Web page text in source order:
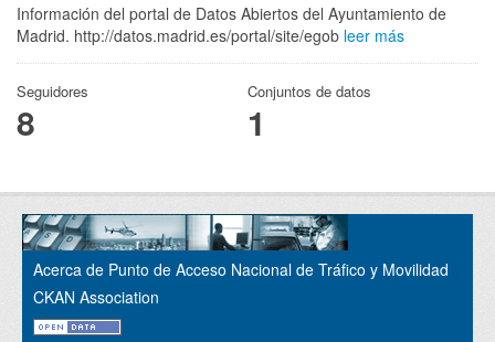
Información del portal de Datos Abiertos del Ayuntamiento de
Madrid. http://datos.madrid.es/portal/site/egob leer más
Seguidores
8
Conjuntos de datos
1
Acerca de Punto de Acceso Nacional de Tráfico y Movilidad
CKAN Association